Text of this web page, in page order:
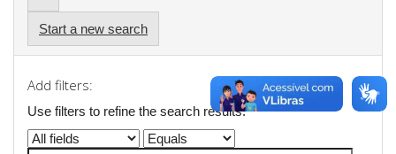
Start a new search
Add filters:
Use filters to refine the search results.